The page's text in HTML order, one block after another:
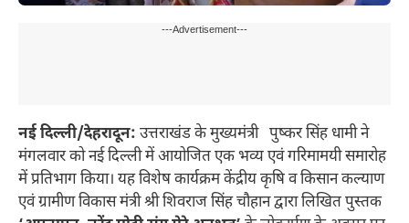
---Advertisement---
नई दिल्ली/देहरादून: उत्तराखंड के मुख्यमंत्री पुष्कर सिंह धामी ने
मंगलवार को नई दिल्ली में आयोजित एक भव्य एवं गरिमामयी समारोह
में प्रतिभाग किया। यह विशेष कार्यक्रम केंद्रीय कृषि व किसान कल्याण
एवं ग्रामीण विकास मंत्री श्री शिवराज सिंह चौहान द्वारा लिखित पुस्तक